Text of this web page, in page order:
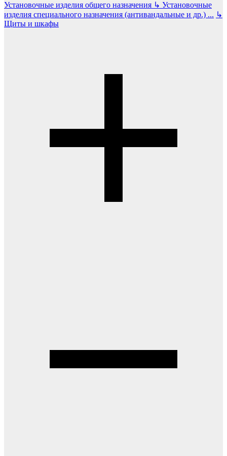
Установочные изделия общего назначения ↳ Установочные
изделия специального назначения (антивандальные и др.) ... ↳
Щиты и шкафы